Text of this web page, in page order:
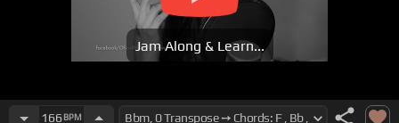
Jam Along & Learn...
166 BPM